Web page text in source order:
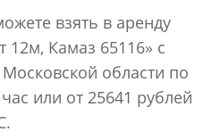
взять в аренду
12м, Камаз 65116» с
области по
или от 25641 рублей